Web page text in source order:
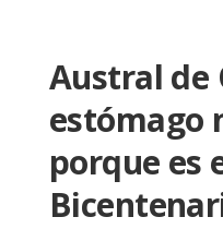
Austral de
estómago
porque es